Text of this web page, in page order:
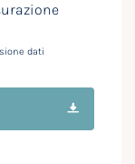
dati